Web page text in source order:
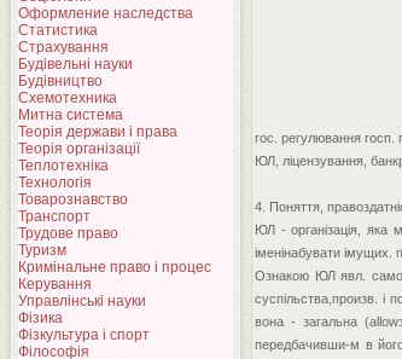
Оформление наследства
Статистика
Страхування
Будівельні науки
Будівництво
Схемотехника
Митна система
Теорія держави і права
Теорія організації
Теплотехніка
Технологія
Товарознавство
Транспорт
Трудове право
Туризм
Кримінальне право і процес
Керування
Управлінські науки
Фізика
Фізкультура і спорт
Філософія
гос. регулювання госп.
ЮЛ, ліцензування,
4. Поняття,
ЮЛ - організація, яка
іменінабувати імущих.
Ознакою ЮЛ явл.
суспільства,произв. і
вона - загальна
передбачивши-м в його